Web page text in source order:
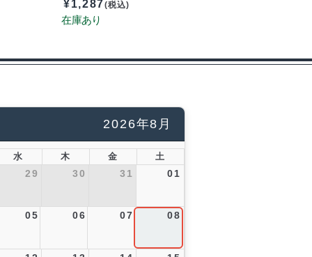
¥1,287(税込)
2026年8月
水 木 金 土
29 30 31 01
05 06 07 08